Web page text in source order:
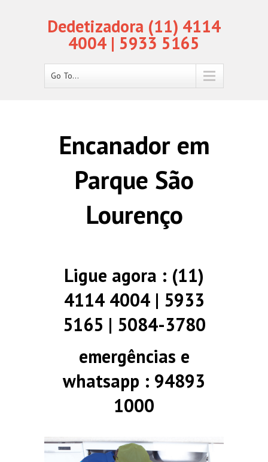
Dedetizadora (11) 4114
4004 | 5933 5165
Go To...
Encanador em
Parque São
Lourenço
Ligue agora : (11)
4114 4004 | 5933
5165 | 5084-3780
emergências e
whatsapp : 94893
1000